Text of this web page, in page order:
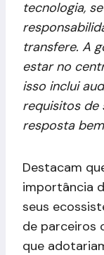
tecnologia,
transfere. A
estar no
isso inclui
requisitos de
resposta
Destacam
importância
seus
de parceiros
que